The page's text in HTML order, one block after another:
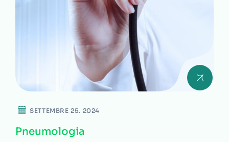
SETTEMBRE 25. 2024
Pneumologia